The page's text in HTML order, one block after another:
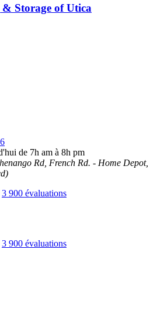
Storage of Utica
de 7h am à 8h pm
Rd, French Rd. - Home Depot,
3 900 évaluations
3 900 évaluations